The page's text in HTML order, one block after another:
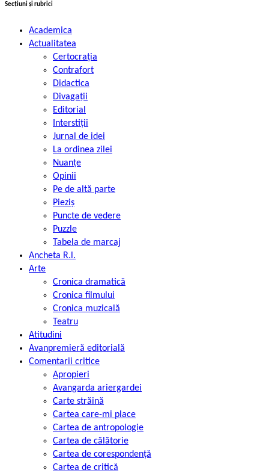
Secțiuni și rubrici
Academica
Actualitatea
Certocrația
Contrafort
Didactica
Divagații
Editorial
Interstiții
Jurnal de idei
La ordinea zilei
Nuanțe
Opinii
Pe de altă parte
Pieziș
Puncte de vedere
Puzzle
Tabela de marcaj
Ancheta R.l.
Arte
Cronica dramatică
Cronica filmului
Cronica muzicală
Teatru
Atitudini
Avanpremieră editorială
Comentarii critice
Apropieri
Avangarda ariergardei
Carte străină
Cartea care-mi place
Cartea de antropologie
Cartea de călătorie
Cartea de corespondență
Cartea de critică